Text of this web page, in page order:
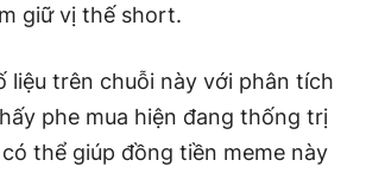
giữ vị thế short.
liệu trên chuỗi này với phân tích
phe mua hiện đang thống trị
thể giúp đồng tiền meme này